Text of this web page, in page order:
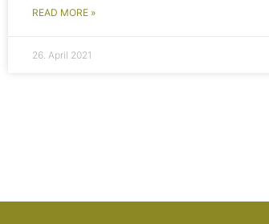
READ MORE »
26. April 2021